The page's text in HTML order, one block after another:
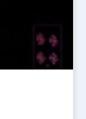
业中心一层平
，并且针对不同
同时针对承重墙
保障建筑结构的
关键作用，
纸上通常以一个
的矩形绘制，并用
图纸资源，大
用于互相学习